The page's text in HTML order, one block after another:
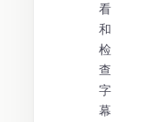
看
和
检
查
字
幕